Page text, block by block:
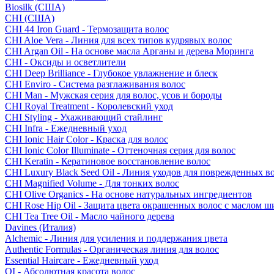
Biosilk (США)
CHI (США)
CHI 44 Iron Guard - Термозащита волос
CHI Aloe Vera - Линия для всех типов кудрявых волос
CHI Argan Oil - На основе масла Арганы и дерева Моринга
CHI - Оксиды и осветлители
CHI Deep Brilliance - Глубокое увлажнение и блеск
CHI Enviro - Система разглаживания волос
CHI Man - Мужская серия для волос, усов и бороды
CHI Royal Treatment - Королевский уход
CHI Styling - Ухаживающий стайлинг
CHI Infra - Ежедневный уход
CHI Ionic Hair Color - Краска для волос
CHI Ionic Color Illuminate - Оттеночная серия для волос
CHI Keratin - Кератиновое восстановление волос
CHI Luxury Black Seed Oil - Линия уходов для поврежденных
CHI Magnified Volume - Для тонких волос
CHI Olive Organics - На основе натуральных ингредиентов
CHI Rose Hip Oil - Защита цвета окрашенных волос с маслом
CHI Tea Tree Oil - Масло чайного дерева
Davines (Италия)
Alchemic - Линия для усиления и поддержания цвета
Authentic Formulas - Органическая линия для волос
Essential Haircare - Eжедневный уход
OI - Абсолютная красота волос